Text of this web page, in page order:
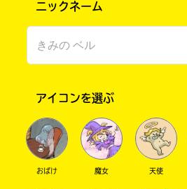
ニックネーム
アイコンを選ぶ
おばけ 魔女 天使